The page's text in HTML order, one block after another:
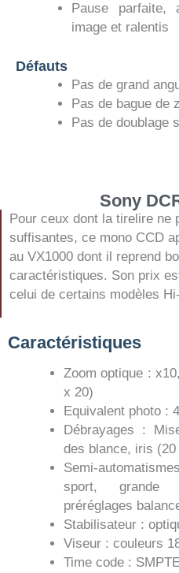
Pause parfaite,
image et ralentis
Défauts
Pas de grand
Pas de bague de
Pas de doublage
Sony
Pour ceux dont la tirelire ne
suffisantes, ce mono CCD
au VX1000 dont il reprend
caractéristiques. Son prix
celui de certains modèles
Caractéristiques
Zoom optique :
x 20)
Equivalent photo :
Débrayages :
des blance, iris
Semi-
sport, grande
préréglages
Stabilisateur :
Viseur : couleurs
Time code :